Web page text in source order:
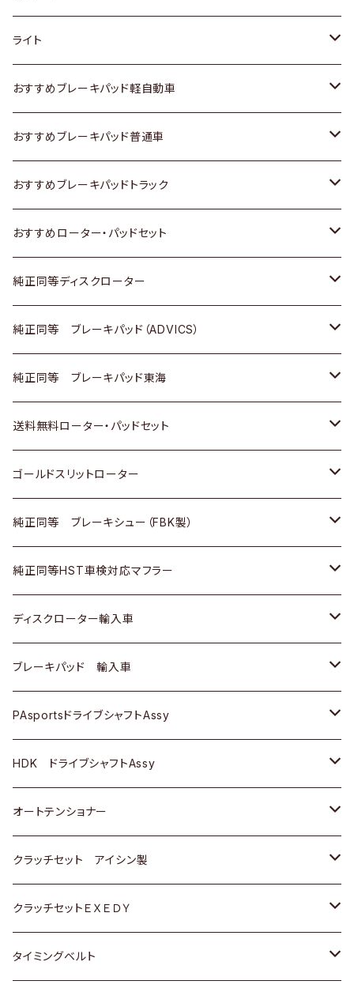
ホンダ
スズキ
日産
いすゞ
ダイハツ
マツダ
三菱
スバル
日野
三菱ふそう
ＢＭＷ
トヨタ
ホンダ
スズキ
日産
いすゞ
ダイハツ
マツダ
三菱
日野
三菱ふそう
ライト
トヨタ
スズキ
日産
いすゞ
ダイハツ
三菱
日野
三菱ふそう
その他
おすすめブレーキパッド軽自動車
トヨタ
ホンダ
スズキ
日産
ダイハツ
マツダ
三菱
スバル
おすすめブレーキパッド普通車
トヨタ
ホンダ
スズキ
日産
いすゞ
ダイハツ
マツダ
三菱
スバル
おすすめブレーキパッドトラック
トヨタ
日産
いすゞ
ダイハツ
マツダ
三菱
おすすめローター・パッドセット
トヨタ
ホンダ
スズキ
日産
ダイハツ
マツダ
三菱
スバル
純正同等ディスクローター
トヨタ
ホンダ
スズキ
日産
いすゞ
ダイハツ
マツダ
三菱
スバル
ＢＥＮＺ
純正同等 ブレーキパッド（ADVICS）
トヨタ
ホンダ
スズキ
日産
ダイハツ
マツダ
三菱
スバル
純正同等 ブレーキパッド東海
トヨタ
ホンダ
日産
いすゞ
ダイハツ
マツダ
三菱
スバル
送料無料ローター・パッドセット
トヨタ
ホンダ
スズキ
日産
ダイハツ
マツダ
三菱
スバル
ゴールドスリットローター
トヨタ
ホンダ
スズキ
日産
ダイハツ
マツダ
三菱
スバル
純正同等 ブレーキシュー（FBK製）
ホンダ
スズキ
日産
ダイハツ
マツダ
三菱
スバル
純正同等HST車検対応マフラー
トヨタ
ホンダ
スズキ
日産
いすゞ
ダイハツ
マツダ
三菱
ディスクローター輸入車
ＡＵＤＩ
ＢＥＮＺ
ＢＭＷ
GOLF
ＷＡＧＥＮ
アストロ（シボレー）
クライスラー
ブレーキパッド 輸入車
ＢＥＮＺ
ＢＭＷ
ＷＡＧＥＮ
ＶＯＬＶＯ
PAsportsドライブシャフトAssy
トヨタ
ホンダ
スズキ
日産
ダイハツ
HDK ドライブシャフトAssy
スズキ
ダイハツ
日産
ホンダ
オートテンショナー
トヨタ
クラッチセット アイシン製
ホンダ
スズキ
クラッチセットＥＸＥＤＹ
ホンダ
タイミングベルト